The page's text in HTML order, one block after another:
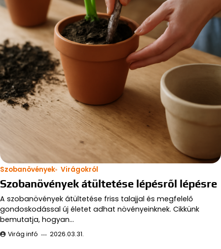
Szobanövények Virágokról
Szobanövények átültetése lépésről lépésre
A szobanövények átültetése friss talajjal és megfelelő
gondoskodással új életet adhat növényeinknek. Cikkünk
bemutatja, hogyan…
Virág infó 2026.03.31.